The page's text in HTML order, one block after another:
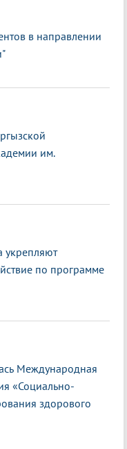
в направлении
им.
укрепляют
по программе
Международная
«Социально-
здорового